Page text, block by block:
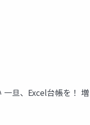
旦、Excel台帳を！